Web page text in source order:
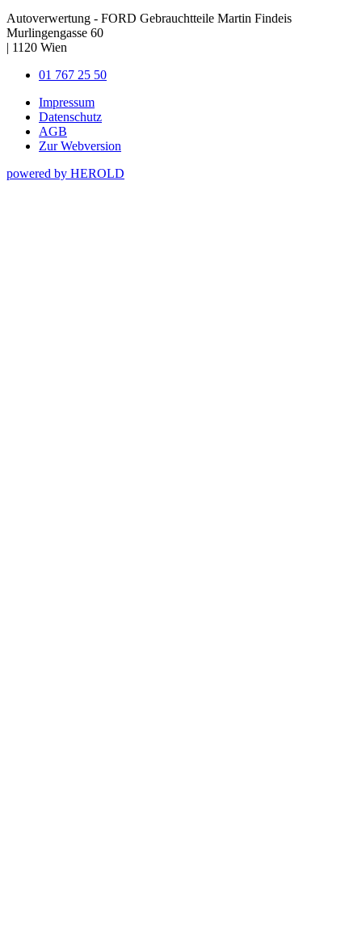
Autoverwertung - FORD Gebrauchtteile Martin Findeis
Murlingengasse 60
| 1120 Wien
01 767 25 50
Impressum
Datenschutz
AGB
Zur Webversion
powered by HEROLD